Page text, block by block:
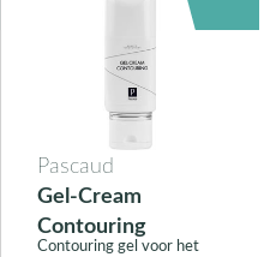
Pascaud
Gel-Cream
Contouring
Contouring gel voor het